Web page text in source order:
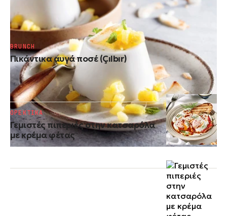
Πανακότα χωρίς ζάχαρη με ανανά
Πικάντικα αυγά ποσέ (Çılbır)
BRUNCH
Γεμιστές πιπεριές στην κατσαρόλα
με κρέμα φέτας
ΟΡΕΚΤΙΚΑ